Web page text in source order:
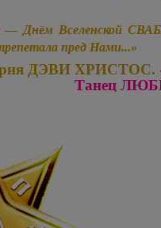
— Днём Вселенской
пред Нами...»
ДЭВИ ХРИСТОС.
Танец